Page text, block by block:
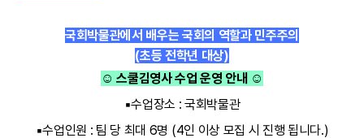
국회박물관에서 배우는 국회의 역할과 민주주의
(초등 전학년 대상)
☺스쿨김영사 수업 운영 안내 ☺
▪수업장소 : 국회박물관
▪수업인원 : 팀 당 최대 6명 (4인 이상 모집 시 진행 됩니다.)